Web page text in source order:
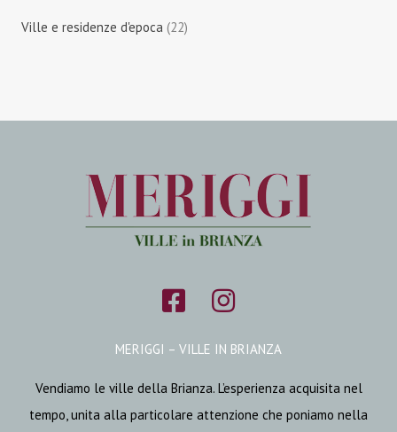
Ville e residenze d'epoca (22)
MERIGGI – VILLE IN BRIANZA
Vendiamo le ville della Brianza. L’esperienza acquisita nel
tempo, unita alla particolare attenzione che poniamo nella